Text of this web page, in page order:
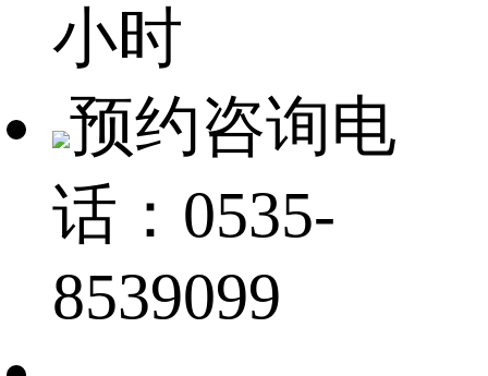
小时
预约咨询电
话：0535-
8539099